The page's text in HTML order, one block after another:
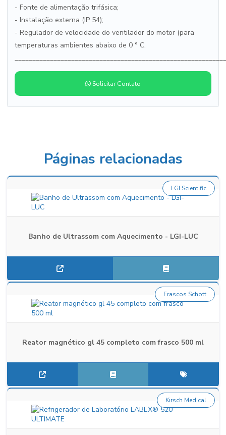
- Fonte de alimentação trifásica;
- Instalação externa (IP 54);
- Regulador de velocidade do ventilador do motor (para
temperaturas ambientes abaixo de 0 ° C.
Solicitar Contato
Páginas relacionadas
Banho de Ultrassom com Aquecimento - LGI-LUC
LGI Scientific
Reator magnético gl 45 completo com frasco 500 ml
Frascos Schott
Kirsch Medical